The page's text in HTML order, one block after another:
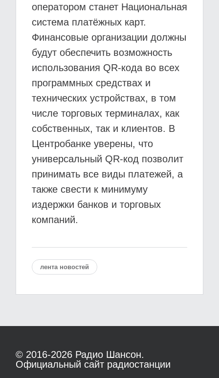
оператором станет Национальная
система платёжных карт.
Финансовые организации должны
будут обеспечить возможность
использования QR-кода во всех
программных средствах и
технических устройствах, в том
числе торговых терминалах, как
собственных, так и клиентов. В
Центробанке уверены, что
универсальный QR-код позволит
принимать все виды платежей, а
также свести к минимуму
издержки банков и торговых
компаний.
лента новостей
© 2016-2026 Радио Шансон.
Официальный сайт радиостанции